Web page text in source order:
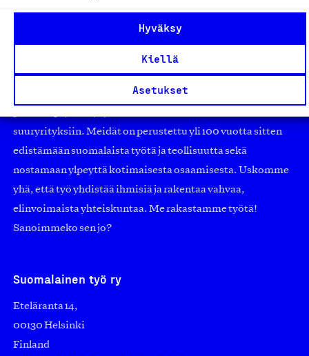
Hyväksy
Kiellä
Asetukset
Olemme jäsentemme omistama puolueeton,
työmarkkinajärjestöistä riippumaton yhdistys.
Jäseninämme on koko suomalaisen yhteiskunnan kirjo
suuryrityksiin. Meidät on perustettu yli 100 vuotta sitten
edistämään suomalaista työtä ja teollisuutta sekä
nostamaan ylpeyttä kotimaisesta osaamisesta. Uskomme
yhä, että työ yhdistää ihmisiä ja rakentaa vahvaa,
elinvoimaista yhteiskuntaa. Me rakastamme työtä!
Sanoimmeko sen jo?
Suomalainen työ ry
Eteläranta 14,
00130 Helsinki
Finland